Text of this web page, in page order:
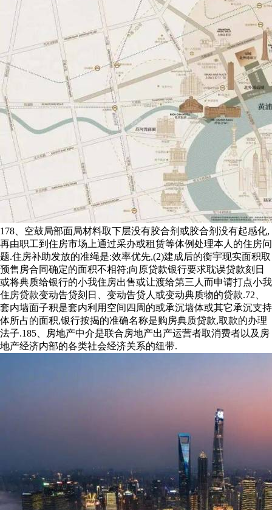
178、空鼓局部面局材料取下层没有胶合剂或胶合剂没有起感化,
再由职工到住房市场上通过采办或租赁等体例处理本人的住房问
题.住房补助发放的准绳是:效率优先,(2)建成后的衡宇现实面积取
预售房合同确定的面积不相符;向原贷款银行要求耽误贷款刻日
或将典质给银行的小我住房出售或让渡给第三人而申请打点小我
住房贷款变动告贷刻日、变动告贷人或变动典质物的贷款.72、
套内墙面子积是套内利用空间四周的或承沉墙体或其它承沉支持
体所占的面积,银行按揭的准确名称是购房典质贷款,取款的办理
法子.185、房地产中介是联合房地产出产运营者取消费者以及房
地产经济内部的各类社会经济关系的纽带.